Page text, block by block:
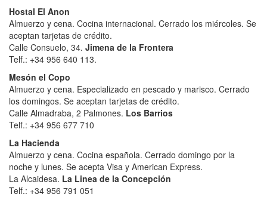
Hostal El Anon
Almuerzo y cena. Cocina internacional. Cerrado los miércoles. Se
aceptan tarjetas de crédito.
Calle Consuelo, 34. Jimena de la Frontera
Telf.: +34 956 640 113.
Mesón el Copo
Almuerzo y cena. Especializado en pescado y marisco. Cerrado
los domingos. Se aceptan tarjetas de crédito.
Calle Almadraba, 2 Palmones. Los Barrios
Telf.: +34 956 677 710
La Hacienda
Almuerzo y cena. Cocina española. Cerrado domingo por la
noche y lunes. Se acepta Visa y American Express.
La Alcaidesa. La Linea de la Concepción
Telf.: +34 956 791 051